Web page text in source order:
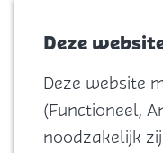
Deze
Deze website
(Functioneel,
noodzakelijk
Menu
Zoeken